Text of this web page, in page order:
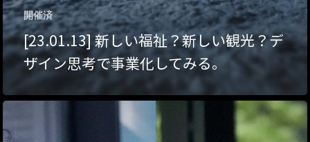
開催済
[23.01.13] 新しい福祉？新しい観光？デ
ザイン思考で事業化してみる。
教育／哲学
食